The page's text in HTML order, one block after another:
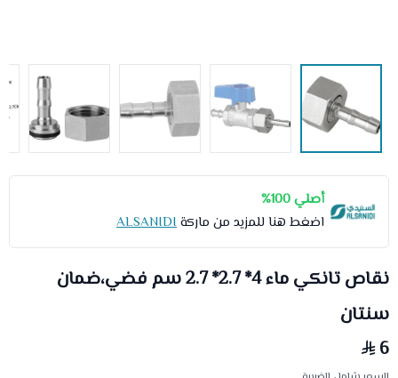
أصلي 100%
اضغط هنا للمزيد من ماركةALSANIDI
نقاص تانكي ماء 4* 2.7* 2.7 سم فضي،ضمان
سنتان
6